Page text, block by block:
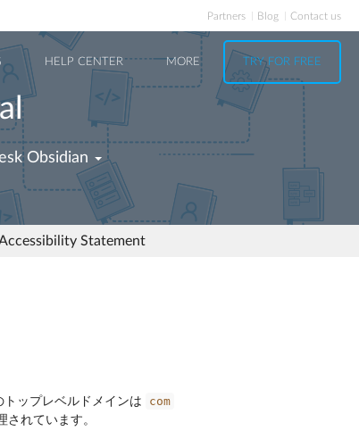
Partners Blog Contact us
HELP CENTER MORE TRY FOR FREE
Obsidian
Statement
トップレベルドメインは com
れています。